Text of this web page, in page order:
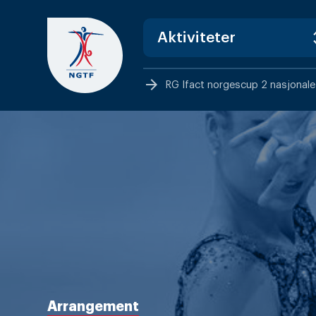
content
arrow_forward RG Ifact norgescup 2
Arrangement